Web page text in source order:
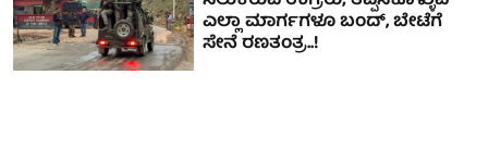
ಎಲ್ಲಾ ಮಾರ್ಗಗಳೂ ಬಂದ್, ಬೇಟೆಗೆ
ಸೇನೆ ರಣತಂತ್ರ..!